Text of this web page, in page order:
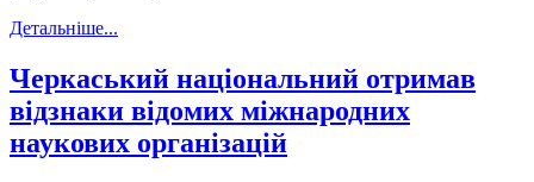
Детальніше...
Черкаський національний отримав
відзнаки відомих міжнародних
наукових організацій